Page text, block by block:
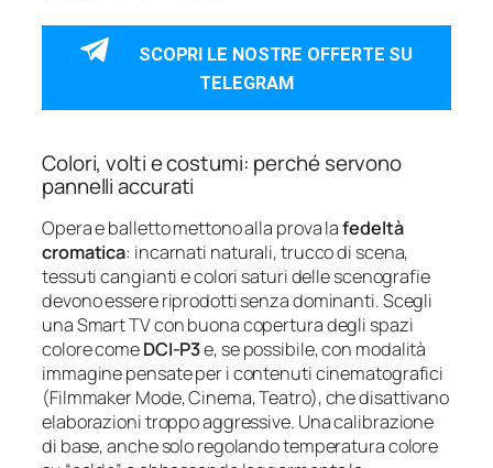
SCOPRI LE NOSTRE OFFERTE SU
TELEGRAM
Colori, volti e costumi: perché servono
pannelli accurati
Opera e balletto mettono alla prova lafedeltà
cromatica: incarnati naturali, trucco di scena,
tessuti cangianti e colori saturi delle scenografie
devono essere riprodotti senza dominanti. Scegli
una Smart TV con buona copertura degli spazi
colore comeDCI-P3e, se possibile, con modalità
immagine pensate per i contenuti cinematografici
(Filmmaker Mode, Cinema, Teatro), che disattivano
elaborazioni troppo aggressive. Una calibrazione
di base, anche solo regolando temperatura colore